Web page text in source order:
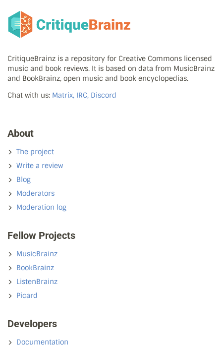
CritiqueBrainz is a repository for Creative Commons licensed
music and book reviews. It is based on data from MusicBrainz
and BookBrainz, open music and book encyclopedias.
Chat with us: Matrix, IRC, Discord
About
The project
Write a review
Blog
Moderators
Moderation log
Fellow Projects
MusicBrainz
BookBrainz
ListenBrainz
Picard
Developers
Documentation